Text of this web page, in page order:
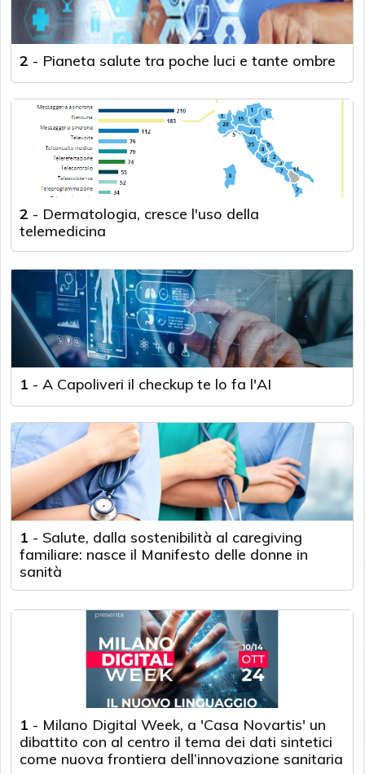
2 - Pianeta salute tra poche luci e tante ombre
2 - Dermatologia, cresce l'uso della
telemedicina
1 - A Capoliveri il checkup te lo fa l'AI
1 - Salute, dalla sostenibilità al caregiving
familiare: nasce il Manifesto delle donne in
sanità
1 - Milano Digital Week, a 'Casa Novartis' un
dibattito con al centro il tema dei dati sintetici
come nuova frontiera dell’innovazione sanitaria